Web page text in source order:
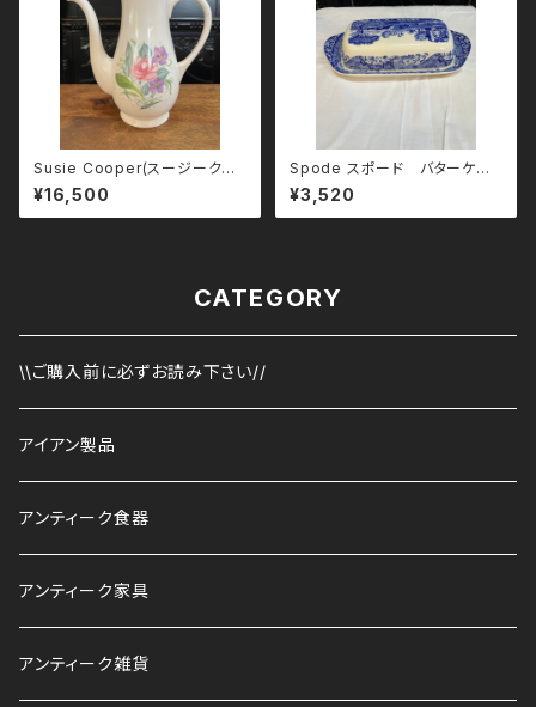
Susie Cooper(スージークー
パー)「FRAGRANCE」ポット｜1
960年代 ヴィンテージ
¥16,500
Spode スポード バターケー
ス
¥3,520
CATEGORY
\\ご購入前に必ずお読み下さい//
アイアン製品
アンティーク食器
アンティーク家具
アンティーク雑貨